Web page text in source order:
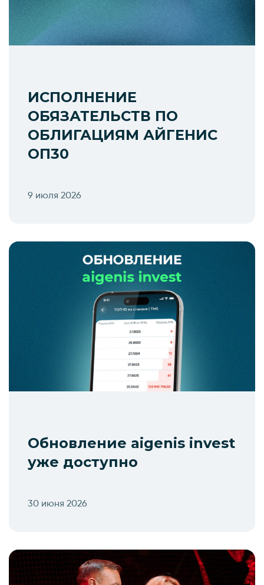
ИСПОЛНЕНИЕ
ОБЯЗАТЕЛЬСТВ ПО
ОБЛИГАЦИЯМ АЙГЕНИС
ОП30
9 июля 2026
Обновление aigenis invest
уже доступно
30 июня 2026